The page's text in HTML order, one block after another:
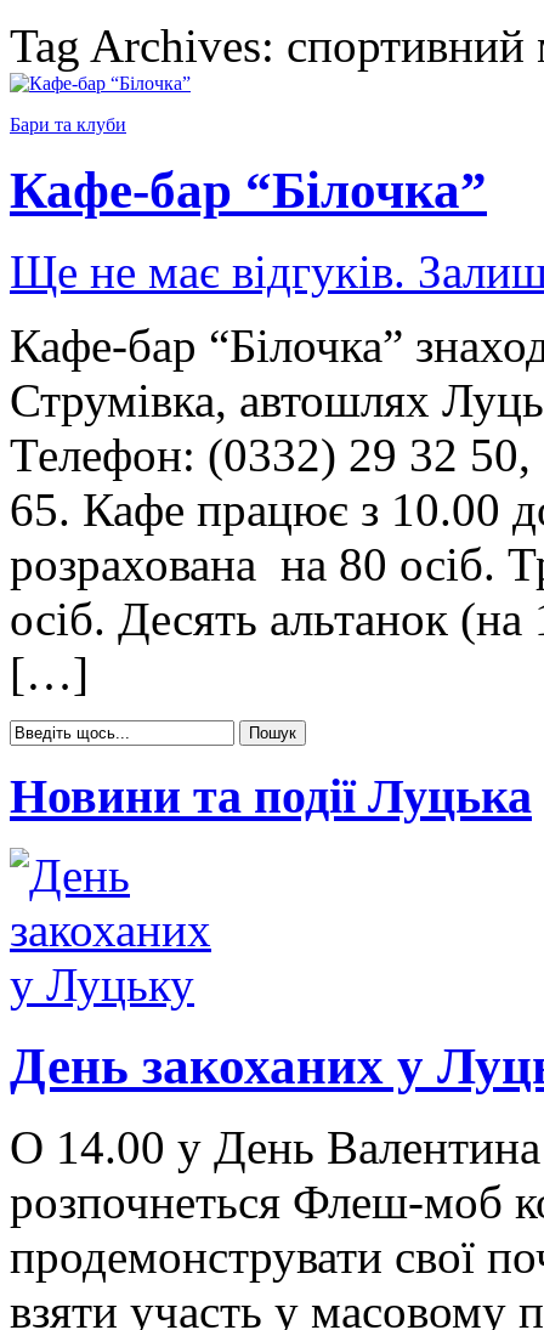
Tag Archives: спортивний
Бари та клуби
Кафе-бар “Білочка”
Ще не має відгуків.
Кафе-бар “Білочка”
Струмівка, автошлях
Телефон: (0332) 29 32
65. Кафе працює з 10.00
розрахована на 80 осіб.
осіб. Десять альтанок
[…]
Новини та події Луцька
День закоханих у
О 14.00 у День
розпочнеться Флеш-моб
продемонструвати свої
взяти участь у масовому